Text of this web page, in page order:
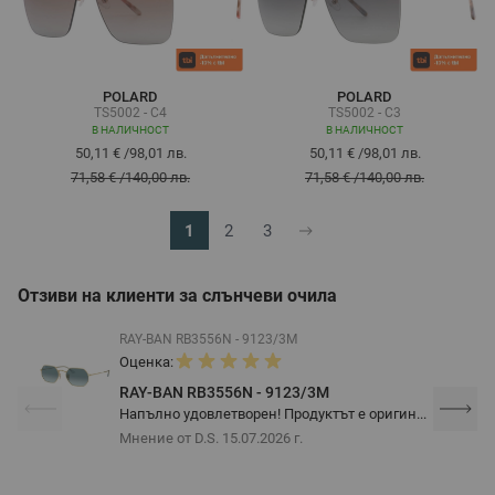
POLARD
TS5002 - C4
В НАЛИЧНОСТ
50,11 €/98,01 лв.
71,58 €/140,00 лв.
POLARD
TS5002 - C3
В НАЛИЧНОСТ
50,11 €/98,01 лв.
71,58 €/140,00 лв.
В момента четете страница
1 Страница
2 Страница
3
Отзиви на клиенти за слънчеви очила
RAY-BAN RB3556N - 9123/3M
Оценка:
RAY-BAN RB3556N - 9123/3M
Напълно удовлетворен! Продуктът е оригин...
Мнение от D.S. 15.07.2026 г.